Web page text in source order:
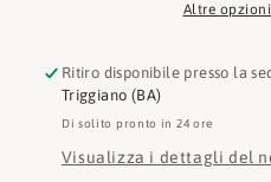
Altre
Ritiro disponibile presso la
Triggiano (BA)
Di solito pronto in 24 ore
Visualizza i dettagli del